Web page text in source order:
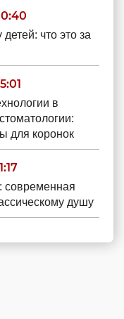
что это за
в
для коронок
современная
душу